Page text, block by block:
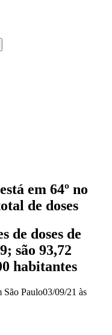
em 64º no
de doses
de doses de
são 93,72
habitantes
São Paulo03/09/21 às